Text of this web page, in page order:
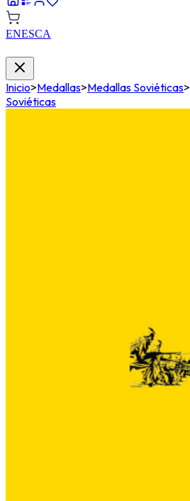
ENESCA
Inicio>Medallas>Medallas Soviéticas>
Soviéticas